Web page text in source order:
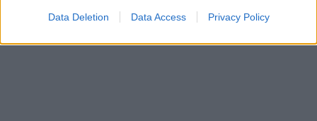
Data Deletion Data Access Privacy Policy